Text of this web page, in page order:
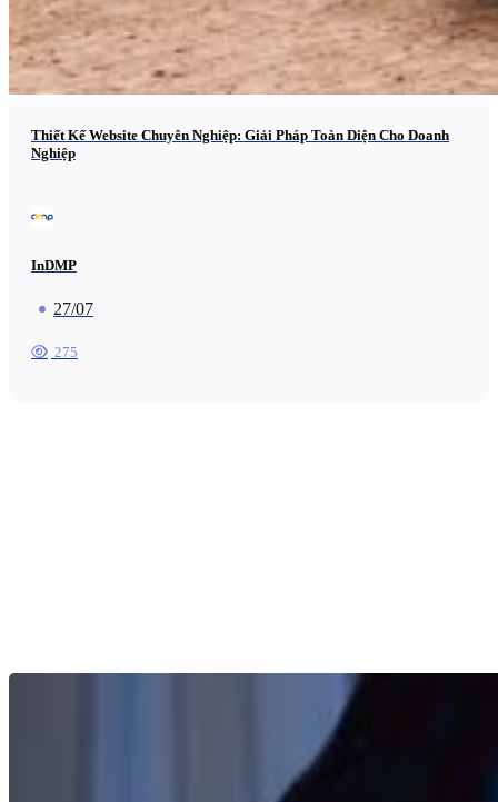
Thiết Kế Website Chuyên Nghiệp: Giải Pháp Toàn Diện Cho Doanh
Nghiệp
InDMP
27/07
275